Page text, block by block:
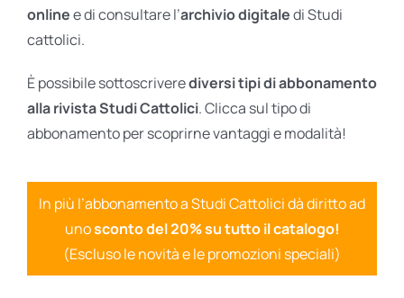
onlinee di consultare l’archivio digitaledi Studi
cattolici.
È possibile sottoscriverediversi tipi di abbonamento
alla rivista Studi Cattolici. Clicca sul tipo di
abbonamento per scoprirne vantaggi e modalità!
In più l’abbonamento a Studi Cattolici dà diritto ad
unosconto del 20% su tutto il catalogo!
(Escluso le novità e le promozioni speciali)